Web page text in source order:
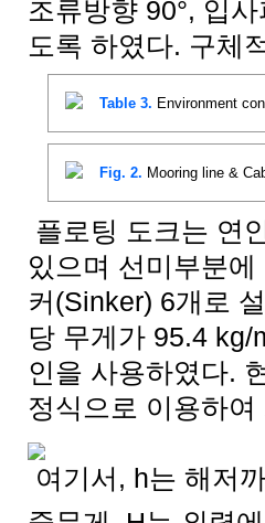
조류방향 90°, 입
도록 하였다. 구체
Table 3. Environment
Fig. 2. Mooring line &
플로팅 도크는 연
있으며 선미부분
커(Sinker) 6개로
당 무게가 95.4 kg/
인을 사용하였다.
정식으로 이용하
여기서, h는 해저